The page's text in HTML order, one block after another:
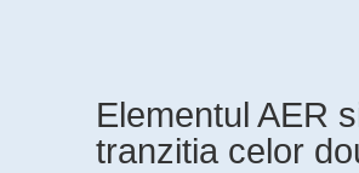
Elementul AER
tranzitia celor